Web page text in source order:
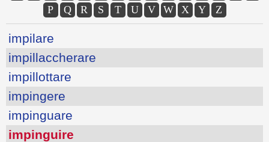
P
Q R S T U V W X Y Z
impilare
impillaccherare
impillottare
impingere
impinguare
impinguire